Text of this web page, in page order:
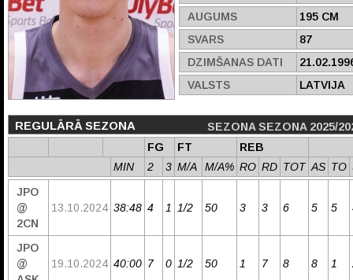
AUGUMS
195 CM
SVARS
87
DZIMŠANAS DATI
VALSTS
LATVIJA
REGULĀRĀ SEZONA
SEZONA SEZONA 2025/
FG
FT
REB
MIN
2 3 M/A M/A% RO RD TOT AS TO
JPO
@
2CN
13.10.2024 38:48 4 1 1/2 50 3 3 6 5 5
JPO
@
19.10.2024 40:00 7 0 1/2 50 1 7 8 8 1